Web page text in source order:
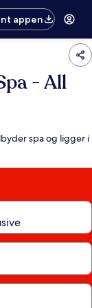
appen
- All
spa og ligger i